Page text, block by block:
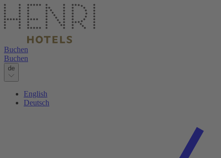
Buchen
Buchen
de
English
Deutsch